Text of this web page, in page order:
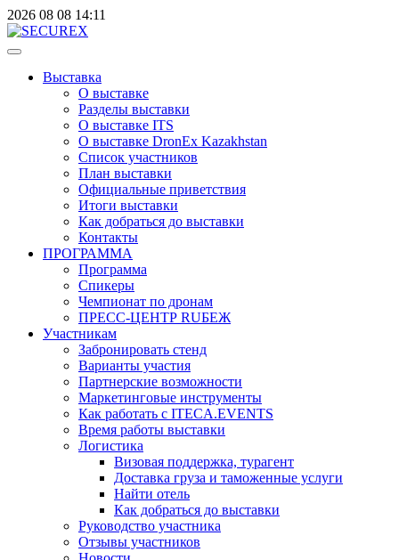
2026 08 08 14:11
Выставка
О выставке
Разделы выставки
О выставке ITS
О выставке DronEx Kazakhstan
Список участников
План выставки
Официальные приветствия
Итоги выставки
Как добраться до выставки
Контакты
ПРОГРАММА
Программа
Спикеры
Чемпионат по дронам
ПРЕСС-ЦЕНТР RUБЕЖ
Участникам
Забронировать стенд
Варианты участия
Партнерские возможности
Маркетинговые инструменты
Как работать с ITECA.EVENTS
Время работы выставки
Логистика
Визовая поддержка, турагент
Доставка груза и таможенные услуги
Найти отель
Как добраться до выставки
Руководство участника
Отзывы участников